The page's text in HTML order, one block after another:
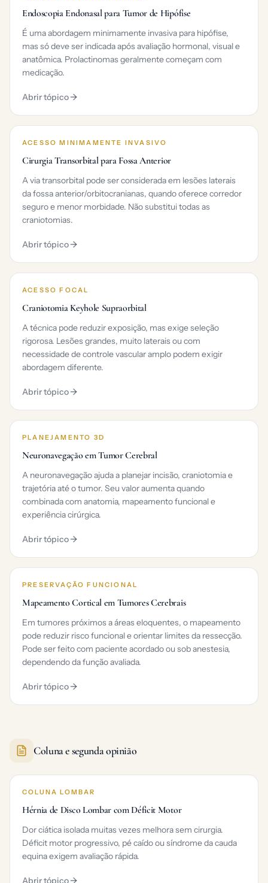
Endoscopia Endonasal para Tumor de Hipófise
É uma abordagem minimamente invasiva para hipófise,
mas só deve ser indicada após avaliação hormonal, visual e
anatômica. Prolactinomas geralmente começam com
medicação.
Abrir tópico
ACESSO MINIMAMENTE INVASIVO
Cirurgia Transorbital para Fossa Anterior
A via transorbital pode ser considerada em lesões laterais
da fossa anterior/orbitocranianas, quando oferece corredor
seguro e menor morbidade. Não substitui todas as
craniotomias.
Abrir tópico
ACESSO FOCAL
Craniotomia Keyhole Supraorbital
A técnica pode reduzir exposição, mas exige seleção
rigorosa. Lesões grandes, muito laterais ou com
necessidade de controle vascular amplo podem exigir
abordagem diferente.
Abrir tópico
PLANEJAMENTO 3D
Neuronavegação em Tumor Cerebral
A neuronavegação ajuda a planejar incisão, craniotomia e
trajetória até o tumor. Seu valor aumenta quando
combinada com anatomia, mapeamento funcional e
experiência cirúrgica.
Abrir tópico
PRESERVAÇÃO FUNCIONAL
Mapeamento Cortical em Tumores Cerebrais
Em tumores próximos a áreas eloquentes, o mapeamento
pode reduzir risco funcional e orientar limites da ressecção.
Pode ser feito com paciente acordado ou sob anestesia,
dependendo da função avaliada.
Abrir tópico
Coluna e segunda opinião
COLUNA LOMBAR
Hérnia de Disco Lombar com Déficit Motor
Dor ciática isolada muitas vezes melhora sem cirurgia.
Déficit motor progressivo, pé caído ou síndrome da cauda
equina exigem avaliação rápida.
Abrir tópico